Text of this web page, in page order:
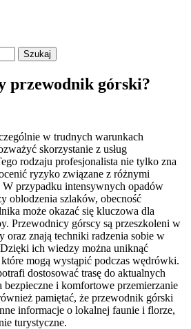
przewodnik górski?
w trudnych warunkach
skorzystanie z usług
rodzaju profesjonalista nie tylko zna
ryzyko związane z różnymi
przypadku intensywnych opadów
oblodzenia szlaków, obecność
może okazać się kluczowa dla
Przewodnicy górscy są przeszkoleni w
oraz znają techniki radzenia sobie w
ich wiedzy można uniknąć
mogą wystąpić podczas wędrówki.
dostosować trasę do aktualnych
i komfortowe przemierzanie
pamiętać, że przewodnik górski
informacje o lokalnej faunie i florze,
turystyczne.